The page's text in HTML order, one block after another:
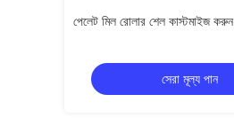
পেলেট মিল রোলার শেল কাস্টমাইজ করুন
সেরা মূল্য পান